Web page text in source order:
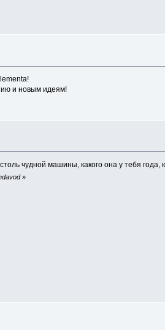
и новым идеям!
чудной машины, какого она у тебя года,
»